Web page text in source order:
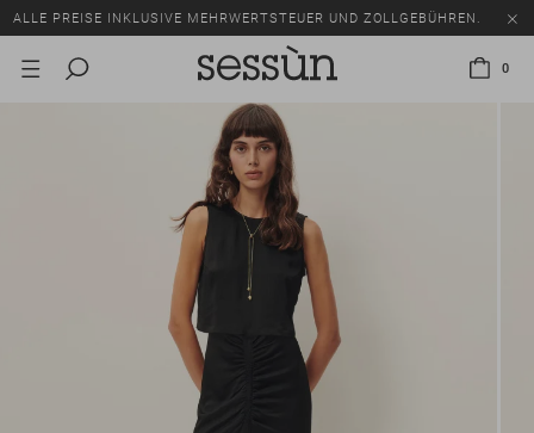
ALLE PREISE INKLUSIVE MEHRWERTSTEUER UND ZOLLGEBÜHREN.
SALE: BIS ZU -50% AUF EINE AUSWAHL AN ARTIKELN.
0